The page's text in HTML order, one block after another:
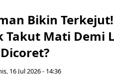
Bikin
Takut Mati Demi
16 Jul 2026 - 14:36